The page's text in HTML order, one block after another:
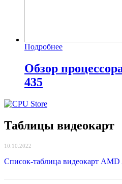
Подробнее
Обзор
435
Таблицы видеокарт
10.10.2022
Список-таблица видеокарт AMD